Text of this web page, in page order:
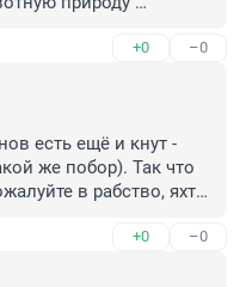
+0 –0
есть ещё и кнут -
же побор). Так что
в рабство, яхты
+0 –0